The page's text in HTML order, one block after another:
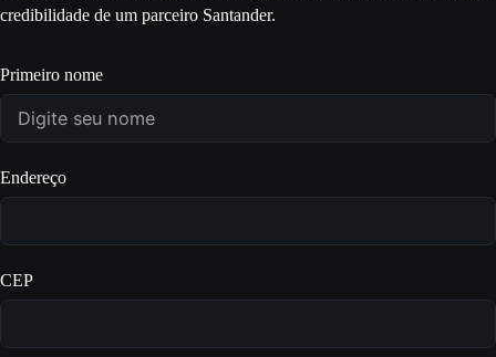
credibilidade de um parceiro Santander.
Primeiro nome
Endereço
CEP